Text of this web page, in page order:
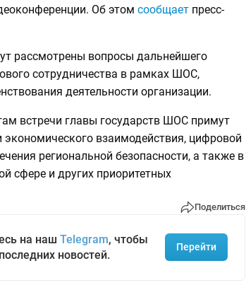
Об этом сообщаетпресс-
рассмотрены вопросы дальнейшего
сотрудничества в рамках ШОС,
деятельности организации.
встречи главы государств ШОС примут
экономического взаимодействия, цифровой
региональной безопасности, а также в
сфере и других приоритетных
Поделиться
на наш Telegram, чтобы
новостей.
Перейти